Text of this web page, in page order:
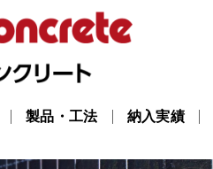
製品・工法 納入実績